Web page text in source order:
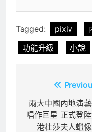
Tagged: pixiv
功能升級
小說
章
導
兩大中國內地演
唱作巨星 正式登
港杜莎夫人蠟